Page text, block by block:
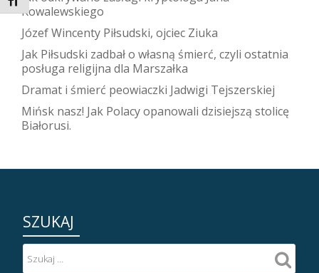
Kowalewskiego
Józef Wincenty Piłsudski, ojciec Ziuka
Jak Piłsudski zadbał o własną śmierć, czyli ostatnia
posługa religijna dla Marszałka
Dramat i śmierć peowiaczki Jadwigi Tejszerskiej
Mińsk nasz! Jak Polacy opanowali dzisiejszą stolicę
Białorusi.
SZUKAJ